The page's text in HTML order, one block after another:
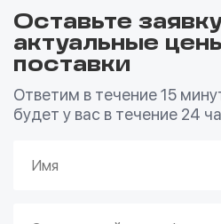
Оставьте
актуальные
поставки
Ответим в течение 15
будет у вас в течение 24